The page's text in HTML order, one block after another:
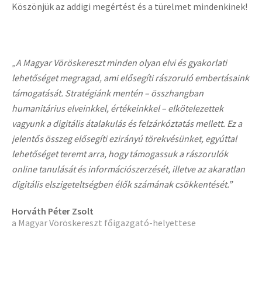
Köszönjük az addigi megértést és a türelmet mindenkinek!
„A Magyar Vöröskereszt minden olyan elvi és gyakorlati
lehetőséget megragad, ami elősegíti rászoruló embertásaink
támogatását. Stratégiánk mentén – összhangban
humanitárius elveinkkel, értékeinkkel – elkötelezettek
vagyunk a digitális átalakulás és felzárkóztatás mellett. Ez a
jelentős összeg elősegíti ezirányú törekvésünket, egyúttal
lehetőséget teremt arra, hogy támogassuk a rászorulók
online tanulását és információszerzését, illetve az akaratlan
digitális elszigeteltségben élők számának csökkentését.”
Horváth Péter Zsolt
a Magyar Vöröskereszt főigazgató-helyettese